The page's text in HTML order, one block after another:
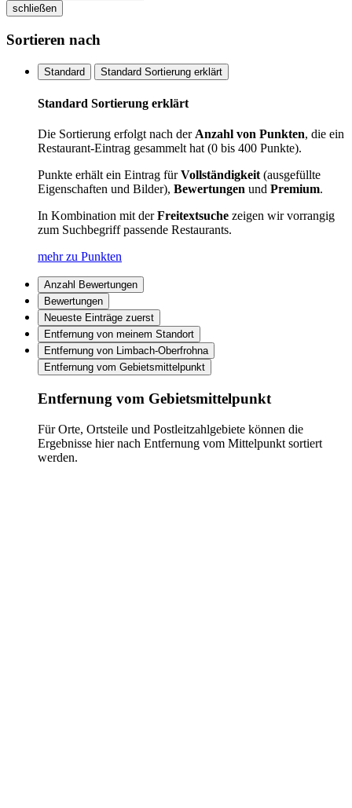
schließen
Sortieren nach
Standard Standard Sortierung erklärt
Standard Sortierung erklärt
Die Sortierung erfolgt nach der Anzahl von Punkten, die ein
Restaurant-Eintrag gesammelt hat (0 bis 400 Punkte).
Punkte erhält ein Eintrag fürVollständigkeit (ausgefüllte
Eigenschaften und Bilder), Bewertungen und Premium.
In Kombination mit derFreitextsuche zeigen wir vorrangig
zum Suchbegriff passende Restaurants.
mehr zu Punkten
Anzahl Bewertungen
Bewertungen
Neueste Einträge zuerst
Entfernung von meinem Standort
Entfernung von Limbach-Oberfrohna
Entfernung vom Gebietsmittelpunkt
Entfernung vom Gebietsmittelpunkt
Für Orte, Ortsteile und Postleitzahlgebiete können die
Ergebnisse hier nach Entfernung vom Mittelpunkt sortiert
werden.